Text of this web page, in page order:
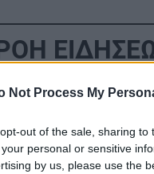
Not Process My
out of the sale, sharing to
personal or sensitive
by us, please use the
δύο άνδρες